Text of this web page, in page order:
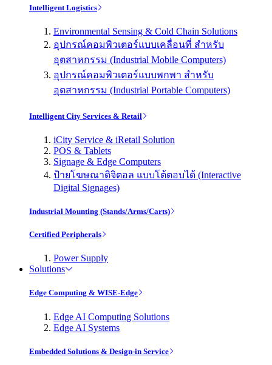
Intelligent Logistics
Environmental Sensing & Cold Chain Solutions
อุปกรณ์คอมพิวเตอร์แบบเคลื่อนที่ สำหรับ
อุตสาหกรรม (Industrial Mobile Computers)
อุปกรณ์คอมพิวเตอร์แบบพกพา สำหรับ
อุตสาหกรรม (Industrial Portable Computers)
Intelligent City Services & Retail
iCity Service & iRetail Solution
POS & Tablets
Signage & Edge Computers
ป้ายโฆษณาดิจิตอล แบบโต้ตอบได้ (Interactive
Digital Signages)
Industrial Mounting (Stands/Arms/Carts)
Certified Peripherals
Power Supply
Solutions
Edge Computing & WISE-Edge
Edge AI Computing Solutions
Edge AI Systems
Embedded Solutions & Design-in Service